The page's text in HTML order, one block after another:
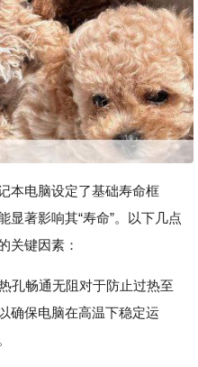
本电脑设定了基础寿命框
显著影响其“寿命”。以下几点
关键因素：
孔畅通无阻对于防止过热至
确保电脑在高温下稳定运